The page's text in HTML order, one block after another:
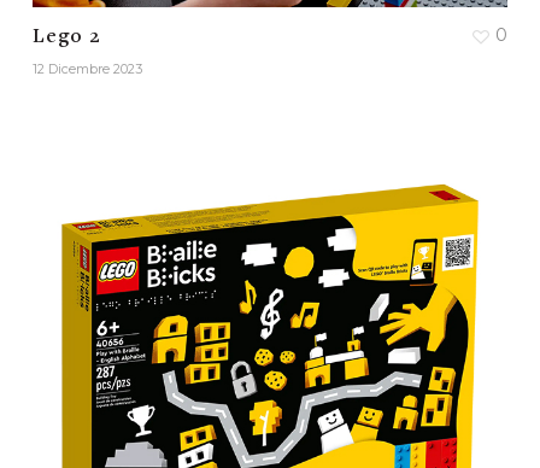
Lego 2
12 Dicembre 2023
0